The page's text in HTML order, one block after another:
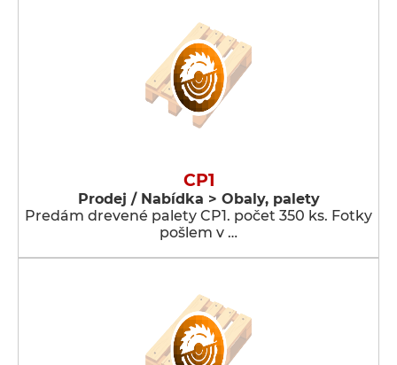
CP1
Prodej / Nabídka > Obaly, palety
Predám drevené palety CP1. počet 350 ks. Fotky
pošlem v …